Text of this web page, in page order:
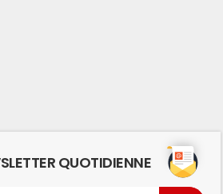
QUOTIDIENNE